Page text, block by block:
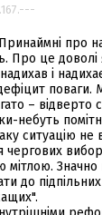
про
це доволі
і
– відверто
небуть
ситуацію
чергових
Значно
до